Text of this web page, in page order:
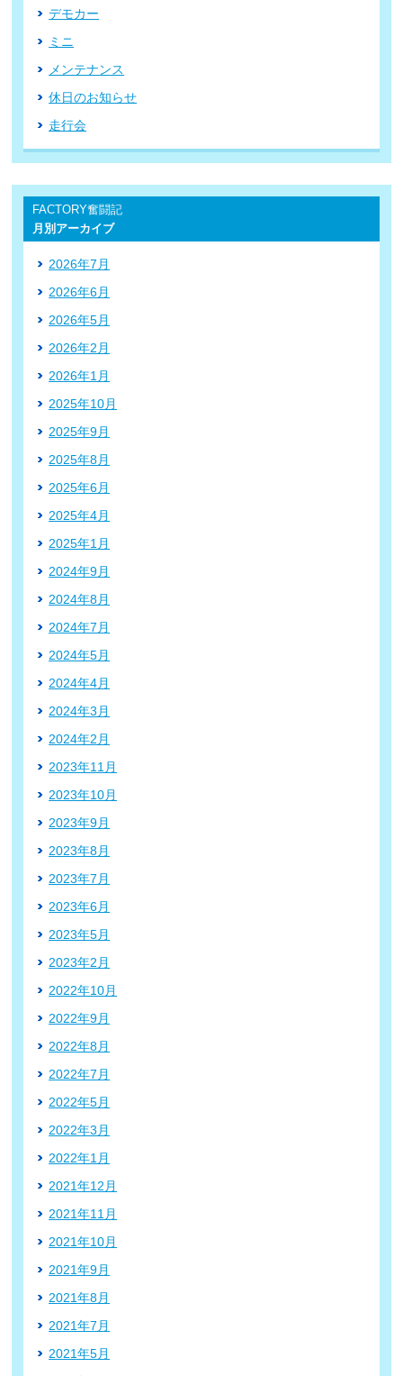
デモカー
ミニ
メンテナンス
休日のお知らせ
走行会
FACTORY奮闘記
月別アーカイブ
2026年7月
2026年6月
2026年5月
2026年2月
2026年1月
2025年10月
2025年9月
2025年8月
2025年6月
2025年4月
2025年1月
2024年9月
2024年8月
2024年7月
2024年5月
2024年4月
2024年3月
2024年2月
2023年11月
2023年10月
2023年9月
2023年8月
2023年7月
2023年6月
2023年5月
2023年2月
2022年10月
2022年9月
2022年8月
2022年7月
2022年5月
2022年3月
2022年1月
2021年12月
2021年11月
2021年10月
2021年9月
2021年8月
2021年7月
2021年5月